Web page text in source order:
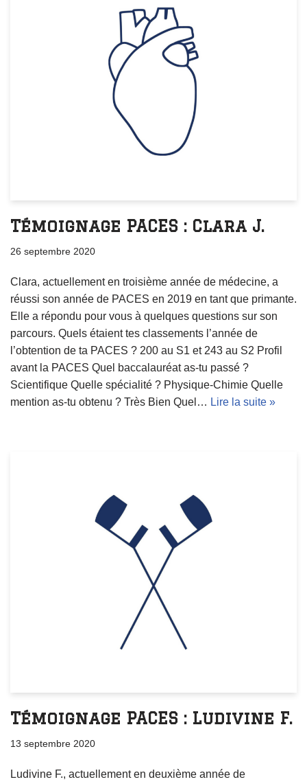
Témoignage PACES : Clara J.
26 septembre 2020
Clara, actuellement en troisième année de médecine, a
réussi son année de PACES en 2019 en tant que primante.
Elle a répondu pour vous à quelques questions sur son
parcours. Quels étaient tes classements l’année de
l’obtention de ta PACES ? 200 au S1 et 243 au S2 Profil
avant la PACES Quel baccalauréat as-tu passé ?
Scientifique Quelle spécialité ? Physique-Chimie Quelle
mention as-tu obtenu ? Très Bien Quel… Lire la suite »
Témoignage PACES : Ludivine F.
13 septembre 2020
Ludivine F., actuellement en deuxième année de